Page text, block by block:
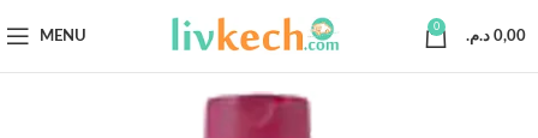
MENU
0
0,00 د.م.